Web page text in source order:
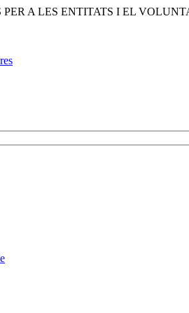
PER A LES ENTITATS I EL